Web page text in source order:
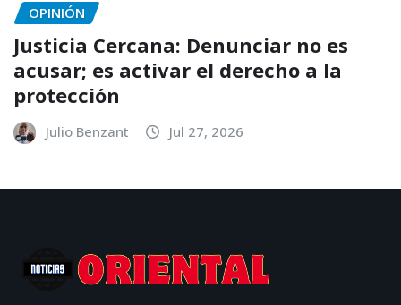
OPINIÓN
Justicia Cercana: Denunciar no es
acusar; es activar el derecho a la
protección
Julio Benzant Jul 27, 2026